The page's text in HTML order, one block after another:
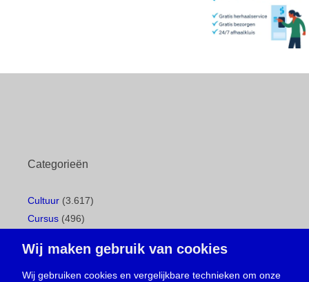
Categorieën
Cultuur (3.617)
Cursus (496)
Gemeentepagina(104)
Ingezonden brief(537)
Wij maken gebruik van cookies
Wij gebruiken cookies en vergelijkbare technieken om onze